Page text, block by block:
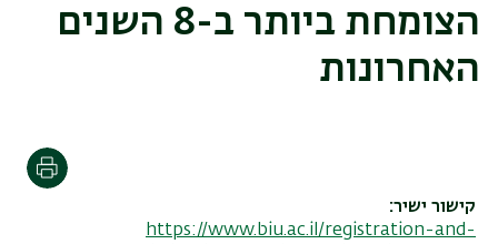
הצומחת ביותר ב-8 השנים
האחרונות
קישור ישיר
https://www.biu.ac.il/registration-and-